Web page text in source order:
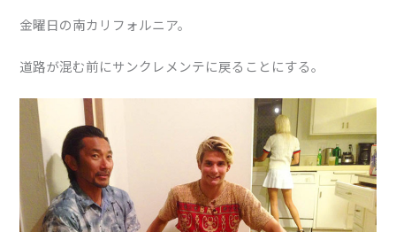
金曜日の南カリフォルニア。
道路が混む前にサンクレメンテに戻ることにする。